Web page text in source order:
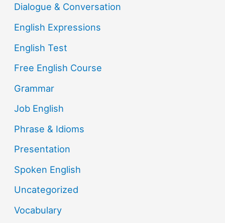
Dialogue & Conversation
English Expressions
English Test
Free English Course
Grammar
Job English
Phrase & Idioms
Presentation
Spoken English
Uncategorized
Vocabulary